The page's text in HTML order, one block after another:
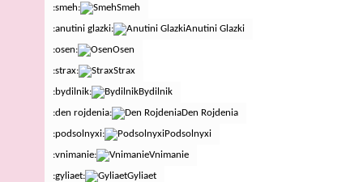
:smeh:
Smeh
:anutini glazki:
Anutini Glazki
:osen:
Osen
:strax:
Strax
:bydilnik:
Bydilnik
:den rojdenia:
Den Rojdenia
:podsolnyxi:
Podsolnyxi
:vnimanie:
Vnimanie
:gyliaet:
Gyliaet